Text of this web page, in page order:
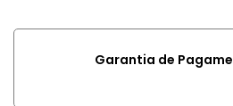
Garantia de